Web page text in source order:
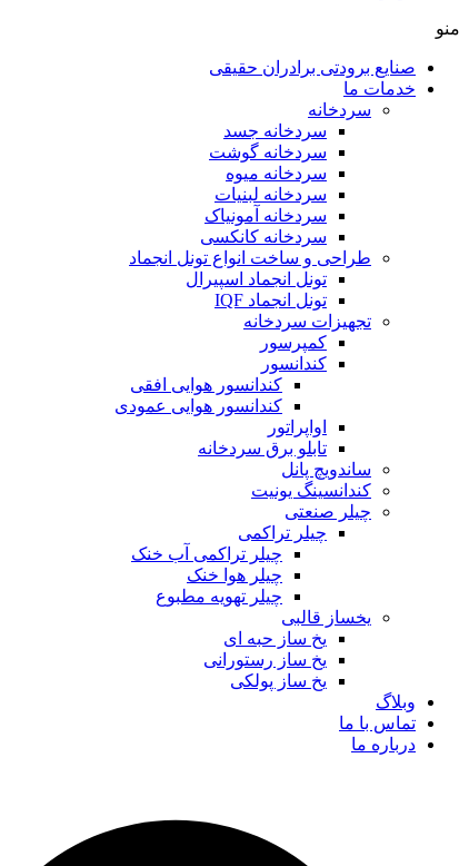
منو
صنایع برودتی برادران حقیقی
خدمات ما
سردخانه
سردخانه جسد
سردخانه گوشت
سردخانه میوه
سردخانه لبنیات
سردخانه آمونیاک
سردخانه کانکسی
طراحی و ساخت انواع تونل انجماد
تونل انجماد اسپیرال
تونل انجماد IQF
تجهیزات سردخانه
کمپرسور
کندانسور
کندانسور هوایی افقی
کندانسور هوایی عمودی
اواپراتور
تابلو برق سردخانه
ساندویچ پانل
کندانسینگ یونیت
چیلر صنعتی
چیلر تراکمی
چیلر تراکمی آب خنک
چیلر هوا خنک
چیلر تهویه مطبوع
یخساز قالبی
یخ ساز حبه ای
یخ ساز رستورانی
یخ ساز پولکی
وبلاگ
تماس با ما
درباره ما